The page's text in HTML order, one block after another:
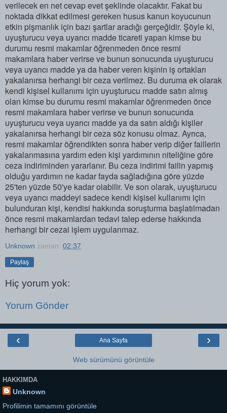
verilecek en net cevap evet şeklinde olacaktır. Fakat bu
noktada dikkat edilmesi gereken husus kanun koyucunun
etkin pişmanlık için bazı şartlar aradığı gerçeğidir. Şöyle ki,
uyuşturucu veya uyarıcı madde ticareti yapan kimse bu
durumu resmi makamlar öğrenmeden önce resmi
makamlara haber verirse ve bunun sonucunda uyuşturucu
veya uyarıcı madde ya da haber veren kişinin iş ortakları
yakalanırsa herhangi bir ceza verilmez. Bu duruma ek olarak
kendi kişisel kullanımı için uyuşturucu madde satın almış
olan kimse bu durumu resmi makamlar öğrenmeden önce
resmi makamlara haber verirse ve bunun sonucunda
uyuşturucu veya uyarıcı madde ya da satın aldığı kişiler
yakalanırsa herhangi bir ceza söz konusu olmaz. Ayrıca,
resmi makamlar öğrendikten sonra haber verip diğer faillerin
yakalanmasına yardım eden kişi yardımının niteliğine göre
ceza indiriminden yararlanır. Bu ceza indirimi failin yapmış
olduğu yardımın ne kadar fayda sağladığına göre yüzde
25'ten yüzde 50'ye kadar olabilir. Ve son olarak, uyuşturucu
veya uyarıcı maddeyi sadece kendi kişisel kullanımı için
bulunduran kişi, kendisi hakkında soruşturma başlatılmadan
önce resmi makamlardan tedavi talep ederse hakkında
herhangi bir cezai işlem uygulanmaz.
Unknown zaman: 02:37
Paylaş
Hiç yorum yok:
Yorum Gönder
‹ ›
Ana Sayfa
Web sürümünü görüntüle
HAKKIMDA
Unknown
Profilimin tamamını görüntüle